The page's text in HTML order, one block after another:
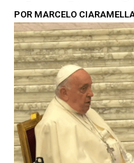
POR MARCELO